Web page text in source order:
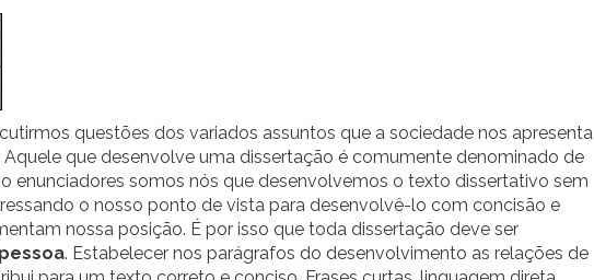
questões dos variados assuntos que a sociedade nos apresenta
que desenvolve uma dissertação é comumente denominado de
enunciadores somos nós que desenvolvemos o texto dissertativo sem
o nosso ponto de vista para desenvolvê-lo com concisão e
nossa posição. É por isso que toda dissertação deve ser
. Estabelecer nos parágrafos do desenvolvimento as relações de